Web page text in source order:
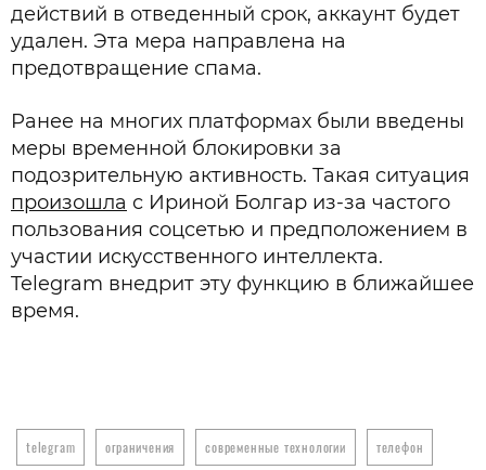
действий в отведенный срок, аккаунт будет
удален. Эта мера направлена на
предотвращение спама.
Ранее на многих платформах были введены
меры временной блокировки за
подозрительную активность. Такая ситуация
произошла с Ириной Болгар из-за частого
пользования соцсетью и предположением в
участии искусственного интеллекта.
Telegram внедрит эту функцию в ближайшее
время.
telegram ограничения современные технологии телефон